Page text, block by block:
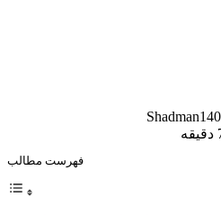
Shadman
فهرست مطالب